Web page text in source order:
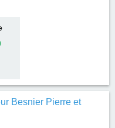
Besnier Pierre et